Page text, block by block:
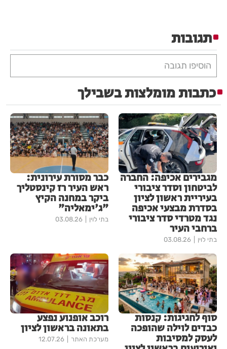
תגובות
הוסיפו תגובה
כתבות מומלצות בשבילך
מגבירים אכיפה: החברה
לביטחון וסדר ציבורי
בעיריית ראשון לציון
בסדרת מבצעי אכיפה
נגד מטרדי סדר ציבורי
ברחבי העיר
בתי לוין 03.08.26
כבר מסורת עירונית:
ראש העיר רז קינסטליך
ביקר במחנה הקיץ
"ג'ימאליה"
בתי לוין 03.08.26
סוף לחגיגות: קנסות
כבדים לוילה שהופכה
לעסק למסיבות
רוכב אופנוע נפצע
בתאונה בראשון לציון
מערכת האתר 12.07.26